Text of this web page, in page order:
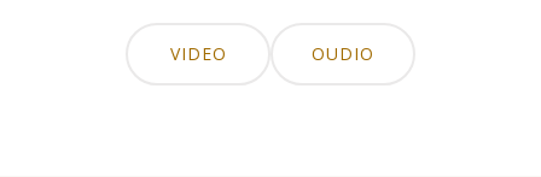
VIDEO OUDIO